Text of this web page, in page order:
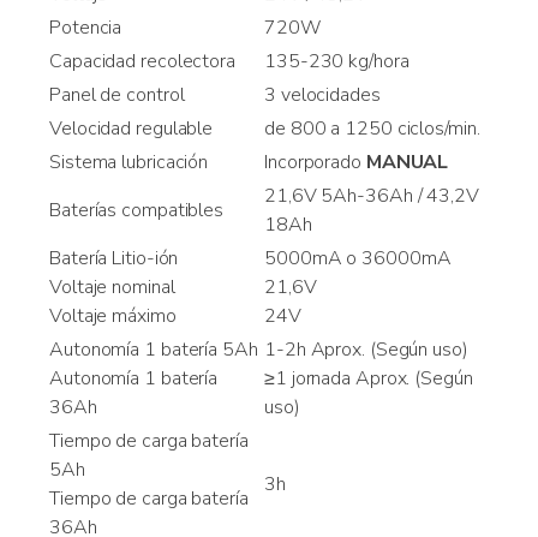
Potencia
720W
Capacidad recolectora
135-230 kg/hora
Panel de control
3 velocidades
Velocidad regulable
de 800 a 1250 ciclos/min.
Sistema lubricación
Incorporado MANUAL
Baterías compatibles
21,6V 5Ah-36Ah / 43,2V
18Ah
Batería Litio-ión
Voltaje nominal
Voltaje máximo
5000mA o 36000mA
21,6V
24V
Autonomía 1 batería 5Ah
Autonomía 1 batería
36Ah
1-2h Aprox. (Según uso)
≥1 jornada Aprox. (Según
uso)
Tiempo de carga batería
5Ah
Tiempo de carga batería
36Ah
3h